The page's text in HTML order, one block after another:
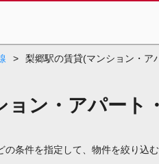
> 梨郷駅の賃貸(マンション・ア
ン・アパート
条件を指定して、物件を絞り込む